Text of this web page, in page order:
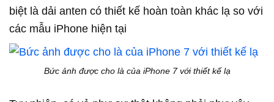
biệt là dải anten có thiết kế hoàn toàn khác lạ so với
các mẫu iPhone hiện tại
Bức ảnh được cho là của iPhone 7 với thiết kế lạ